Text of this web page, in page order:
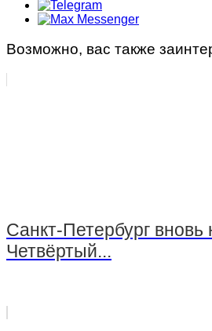
Детский фитнес с
Детский фитнес с
Тренажерный зал
Тренажерный зал —
Возможно, вас также
Санкт-Петербург вновь
Четвёртый...